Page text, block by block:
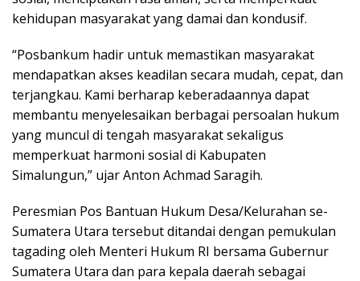
kehidupan masyarakat yang damai dan kondusif.
“Posbankum hadir untuk memastikan masyarakat
mendapatkan akses keadilan secara mudah, cepat, dan
terjangkau. Kami berharap keberadaannya dapat
membantu menyelesaikan berbagai persoalan hukum
yang muncul di tengah masyarakat sekaligus
memperkuat harmoni sosial di Kabupaten
Simalungun,” ujar Anton Achmad Saragih.
Peresmian Pos Bantuan Hukum Desa/Kelurahan se-
Sumatera Utara tersebut ditandai dengan pemukulan
tagading oleh Menteri Hukum RI bersama Gubernur
Sumatera Utara dan para kepala daerah sebagai